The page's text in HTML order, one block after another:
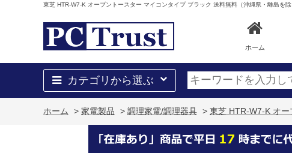
東芝 HTR-W7-K オーブントースター マイコンタイプ ブラック 送料無料（沖縄県・離島を除
ホーム
カテゴリから選ぶ
ホーム > 家電製品 > 調理家電/調理器具 > 東芝 HTR-W7-K オー